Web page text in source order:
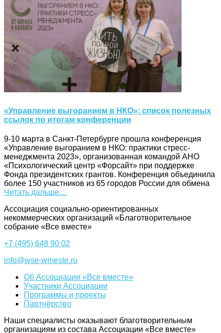
«Управление выгоранием в НКО»: список полезных
ссылок по итогам конференции
9-10 марта в Санкт-Петербурге прошла конференция
«Управление выгоранием в НКО: практики стресс-
менеджмента 2023», организованная командой АНО
«Психологический центр «Форсайт» при поддержке
Фонда президентских грантов. Конференция объединила
более 150 участников из 65 городов России для обмена
Читать дальше…
Ассоциация cоциально-ориентированных
некоммерческих организаций «Благотворительное
собрание «Все вместе»
+7 (495) 648 90 02
info@wse-wmeste.ru
Об Ассоциации «Все вместе»
Участники Ассоциации
Программы и проекты
Партнёрство
Наши специалисты оказывают благотворительным
организациям из состава Ассоциации «Все вместе»